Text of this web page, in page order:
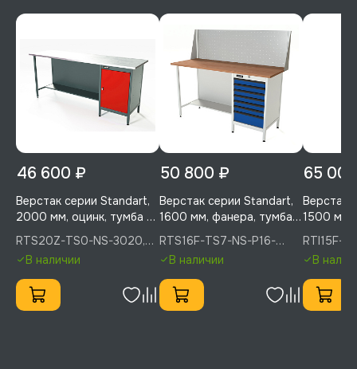
46 600 ₽
Верстак серии Standart,
2000 мм, оцинк, тумба с
дверью, красный RAL
3020, RUNTEC, RTS20Z-
TS0-NS-3020
RTS20Z-TS0-NS-3020,
RUNTEC
В наличии
50 800 ₽
Верстак серии Standart,
1600 мм, фанера, тумба с
7-ю ящиками, экран 500,
синий (светло-серый) RAL
5005 (7035), RUNTEC,
RTS16F-TS7-NS-P16-
5005(7035)
RTS16F-TS7-NS-P16-
5005(7035), RUNTEC
В наличии
65
Верстак
1500 мм,
6-ю
синий
5005
RTI15F-
RTI15F-
В